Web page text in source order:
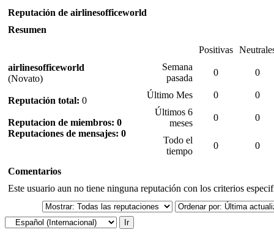
Reputación de airlinesofficeworld
Resumen
airlinesofficeworld
(Novato)
Reputación total: 0
Reputacion de miembros: 0
Reputaciones de mensajes: 0
Positivas
Semana
pasada
0 0
Último Mes 0
0
Últimos 6
meses
0 0
Todo el
tiempo
0 0
Comentarios
Este usuario aun no tiene ninguna reputación con los criterios